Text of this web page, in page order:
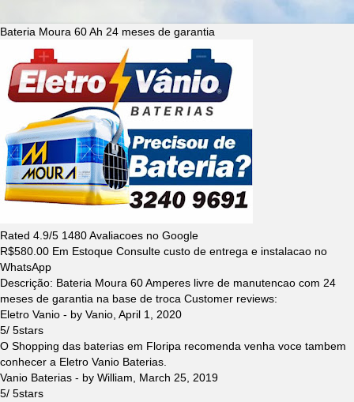
Bateria Moura 60 Ah 24 meses de garantia
Rated 4.9/5 1480Avaliacoes no Google
R$580.00 Em Estoque Consulte custo de entrega e instalacao no
WhatsApp
Descrição: Bateria Moura 60 Amperes livre de manutencao com 24
meses de garantia na base de troca Customer reviews:
Eletro Vanio - by Vanio April 1, 2020
5/ 5stars
O Shopping das baterias em Floripa recomenda venha voce tambem
conhecer a Eletro Vanio Baterias.
Vanio Baterias - by William
March 25, 2019
5/ 5stars